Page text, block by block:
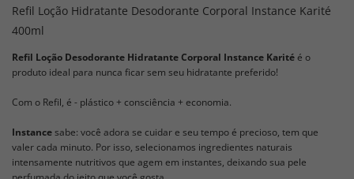
Refil Loção Hidratante Desodorante Corporal Instance Karité
400ml
Refil Loção Desodorante Hidratante Corporal Instance Karité é o
produto ideal para nunca ficar sem seu hidratante preferido!
Com o Refil, é - plástico + consciência + economia.
Instancesabe: você adora se cuidar e seu tempo é precioso, tem que
valer cada minuto. Por isso, selecionamos ingredientes naturais
intensamente nutritivos que agem em instantes, deixando sua pele